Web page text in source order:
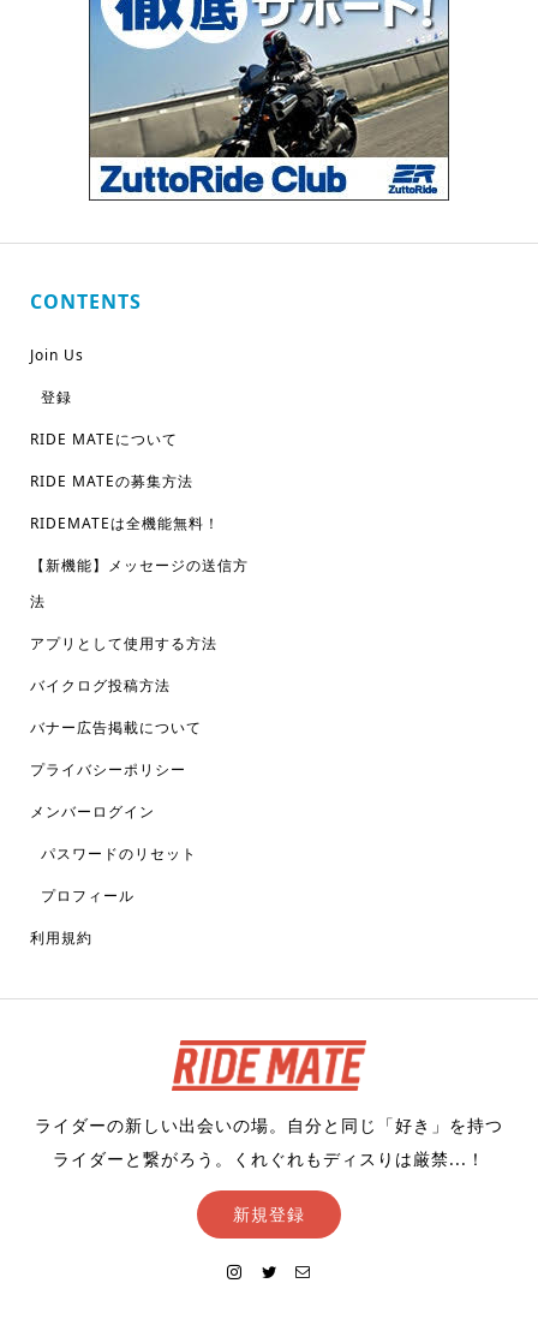
CONTENTS
Join Us
登録
RIDE MATEについて
RIDE MATEの募集方法
RIDEMATEは全機能無料！
【新機能】メッセージの送信方
法
アプリとして使用する方法
バイクログ投稿方法
バナー広告掲載について
プライバシーポリシー
メンバーログイン
パスワードのリセット
プロフィール
利用規約
ライダーの新しい出会いの場。自分と同じ「好き」を持つ
ライダーと繋がろう。くれぐれもディスりは厳禁...！
新規登録